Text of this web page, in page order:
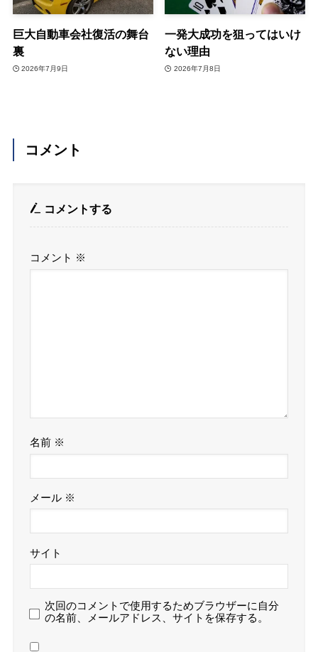
巨大自動車会社復活の舞台
裏
2026年7月9日
一発大成功を狙ってはいけ
ない理由
2026年7月8日
コメント
コメントする
コメント ※
名前 ※
メール ※
サイト
次回のコメントで使用するためブラウザーに自分
の名前、メールアドレス、サイトを保存する。